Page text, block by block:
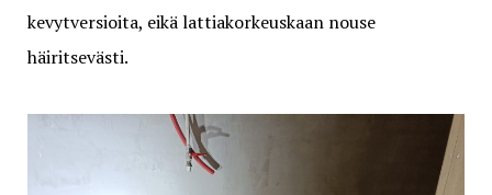
kevytversioita, eikä lattiakorkeuskaan nouse
häiritsevästi.